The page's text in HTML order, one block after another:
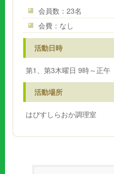
会員数：23名
会費：なし
活動日時
第1、第3木曜日 9時～正午
活動場所
はぴすしらおか調理室